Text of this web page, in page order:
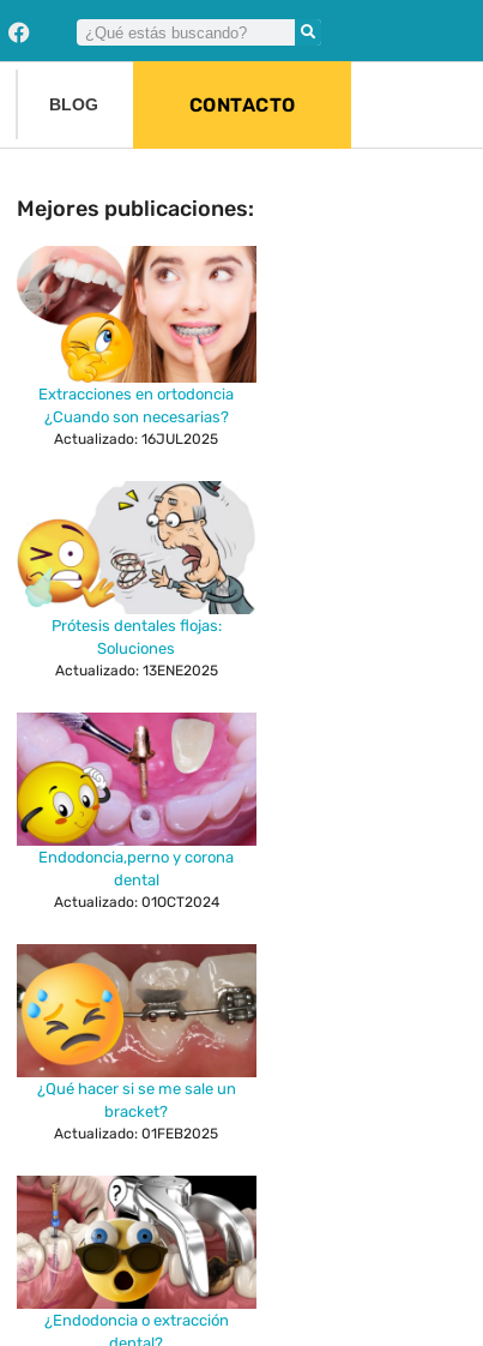
BLOG CONTACTO
Mejores publicaciones:
Extracciones en ortodoncia
¿Cuando son necesarias?
Actualizado: 16JUL2025
Prótesis dentales flojas:
Soluciones
Actualizado: 13ENE2025
Endodoncia,perno y corona
dental
Actualizado: 01OCT2024
¿Qué hacer si se me sale un
bracket?
Actualizado: 01FEB2025
¿Endodoncia o extracción